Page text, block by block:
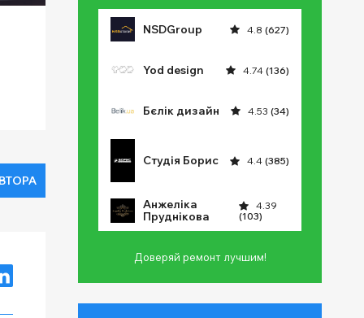
NSDGroup 4.8 (627)
Yod design 4.74 (136)
Бєлік дизайн 4.53 (34)
Студія Борис 4.4 (385)
Анжеліка
Пруднікова
4.39
(103)
Доверяй ремонт лучшим!